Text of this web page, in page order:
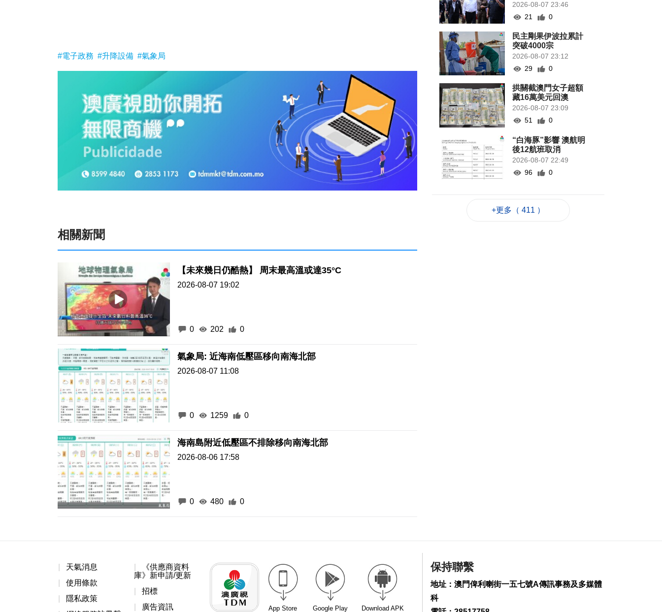
#電子政務 #升降設備 #氣象局
相關新聞
【未來幾日仍酷熱】 周末最高溫或達35°C
2026-08-07 19:02
0 202 0
氣象局: 近海南低壓區移向南海北部
2026-08-07 11:08
0 1259 0
海南島附近低壓區不排除移向南海北部
2026-08-06 17:58
0 480 0
2026-08-07 23:46
21
0
民主剛果伊波拉累計
突破4000宗
2026-08-07 23:12
29
0
拱關截澳門女子超額
藏16萬美元回澳
2026-08-07 23:09
51
0
“白海豚”影響 澳航明
後12航班取消
2026-08-07 22:49
96
0
2026-08-07 22:43
助企業出海
2026-08-07 19:44
+更多（ 411 ）
天氣消息
使用條款
隱私政策
《供應商資料
庫》新申請/更新
招標
廣告資訊
App Store Google Play Download APK
保持聯繫
地址：澳門俾利喇街一五七號A傳訊事務及多媒體
科